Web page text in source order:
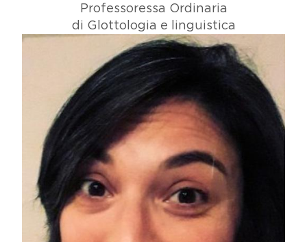
Professoressa Ordinaria
di Glottologia e linguistica